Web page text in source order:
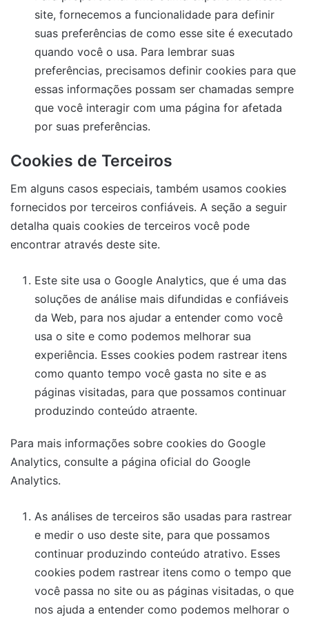
site, fornecemos a funcionalidade para definir
suas preferências de como esse site é executado
quando você o usa. Para lembrar suas
preferências, precisamos definir cookies para que
essas informações possam ser chamadas sempre
que você interagir com uma página for afetada
por suas preferências.
Cookies de Terceiros
Em alguns casos especiais, também usamos cookies
fornecidos por terceiros confiáveis. A seção a seguir
detalha quais cookies de terceiros você pode
encontrar através deste site.
Este site usa o Google Analytics, que é uma das
soluções de análise mais difundidas e confiáveis ​​
da Web, para nos ajudar a entender como você
usa o site e como podemos melhorar sua
experiência. Esses cookies podem rastrear itens
como quanto tempo você gasta no site e as
páginas visitadas, para que possamos continuar
produzindo conteúdo atraente.
Para mais informações sobre cookies do Google
Analytics, consulte a página oficial do Google
Analytics.
As análises de terceiros são usadas para rastrear
e medir o uso deste site, para que possamos
continuar produzindo conteúdo atrativo. Esses
cookies podem rastrear itens como o tempo que
você passa no site ou as páginas visitadas, o que
nos ajuda a entender como podemos melhorar o